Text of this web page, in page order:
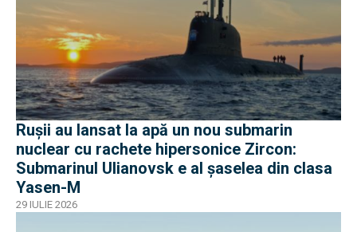
Rușii au lansat la apă un nou submarin
nuclear cu rachete hipersonice Zircon:
Submarinul Ulianovsk e al șaselea din clasa
Yasen-M
29 IULIE 2026